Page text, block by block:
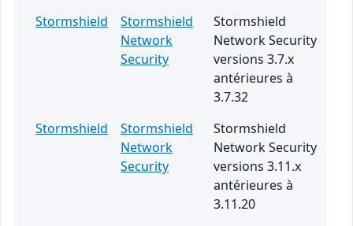
Stormshield
Stormshield
Network
Security
Stormshield
Network Security
versions 3.7.x
antérieures à
3.7.32
Stormshield
Stormshield
Network
Security
Stormshield
Network Security
versions 3.11.x
antérieures à
3.11.20